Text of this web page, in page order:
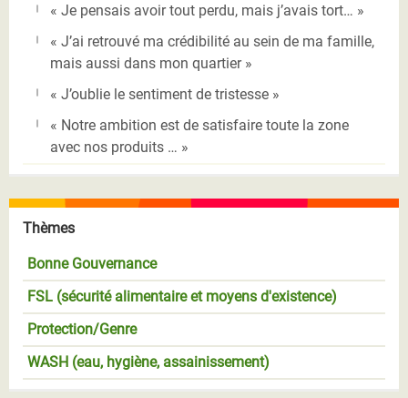
« Je pensais avoir tout perdu, mais j’avais tort… »
« J’ai retrouvé ma crédibilité au sein de ma famille,
mais aussi dans mon quartier »
« J’oublie le sentiment de tristesse »
« Notre ambition est de satisfaire toute la zone
avec nos produits … »
Thèmes
Bonne Gouvernance
FSL (sécurité alimentaire et moyens d'existence)
Protection/Genre
WASH (eau, hygiène, assainissement)